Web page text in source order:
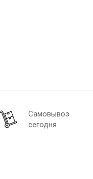
Самовывоз
сегодня